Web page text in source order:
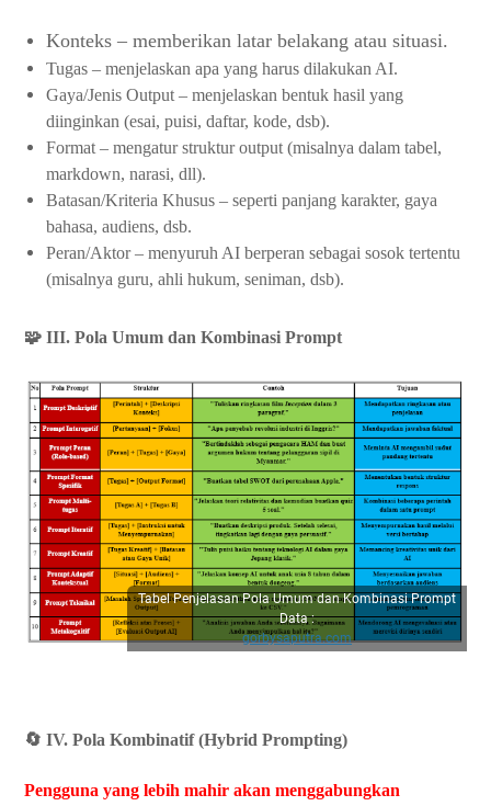
Konteks – memberikan latar belakang atau situasi.
Tugas – menjelaskan apa yang harus dilakukan AI.
Gaya/Jenis Output – menjelaskan bentuk hasil yang
diinginkan (esai, puisi, daftar, kode, dsb).
Format – mengatur struktur output (misalnya dalam tabel,
markdown, narasi, dll).
Batasan/Kriteria Khusus – seperti panjang karakter, gaya
bahasa, audiens, dsb.
Peran/Aktor – menyuruh AI berperan sebagai sosok tertentu
(misalnya guru, ahli hukum, seniman, dsb).
🧩 III. Pola Umum dan Kombinasi Prompt
Tabel Penjelasan Pola Umum dan Kombinasi Prompt
Data :
gorbysaputra.com
🔄 IV. Pola Kombinatif (Hybrid Prompting)
Pengguna yang lebih mahir akan menggabungkan